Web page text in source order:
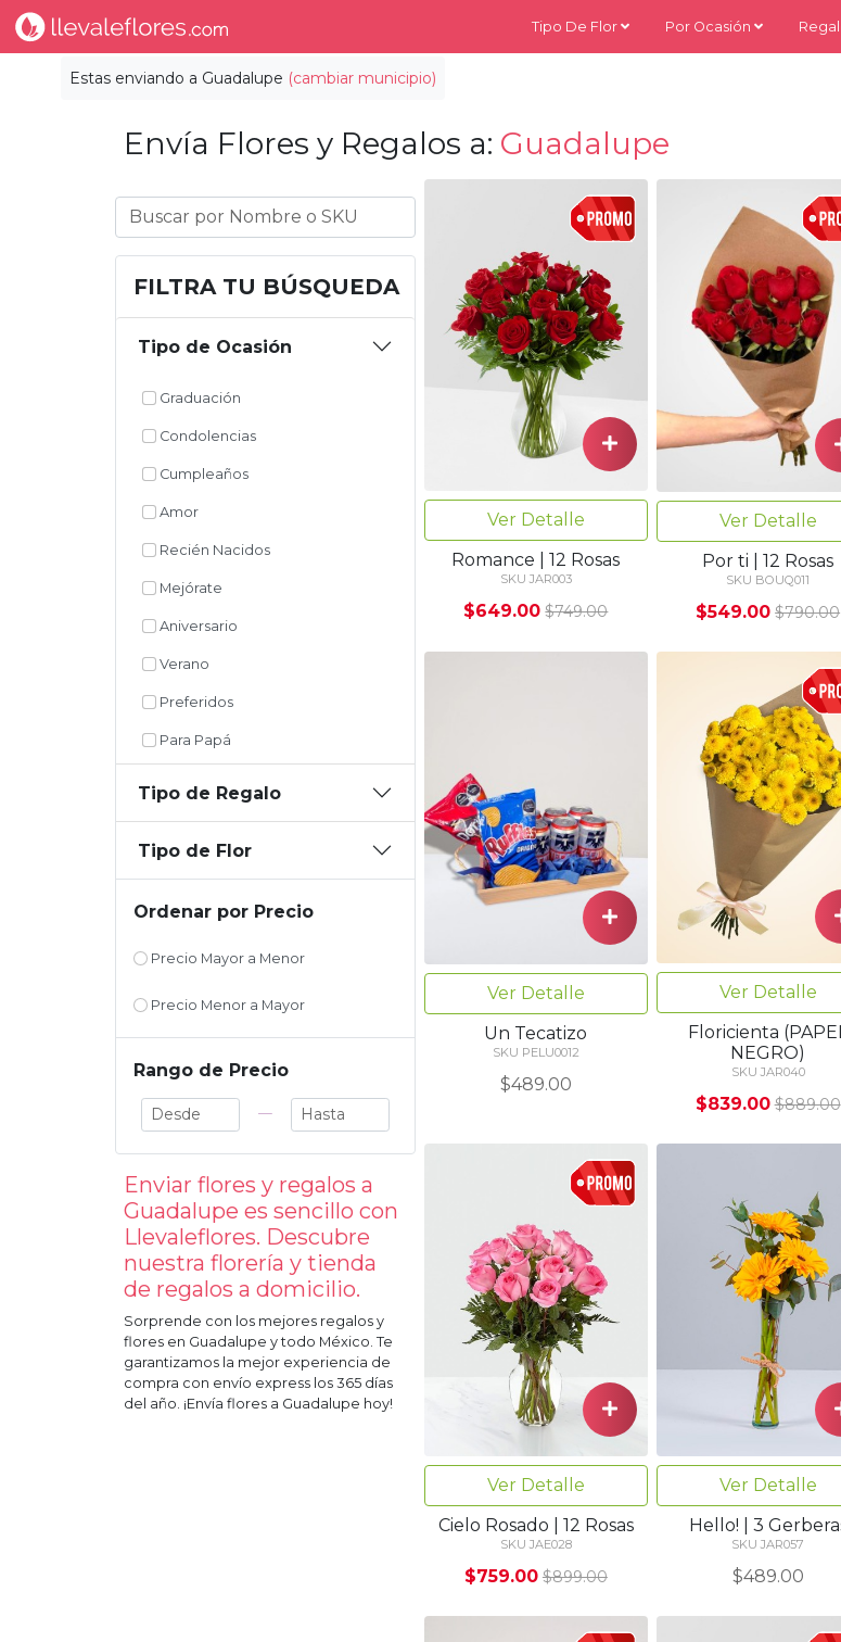
Estas enviando a Guadalupe (cambiar municipio)
Tipo De Flor Por Ocasión
Envía Flores y Regalos a: Guadalupe
FILTRA TU BÚSQUEDA
Tipo de Ocasión
Graduación
Condolencias
Cumpleaños
Amor
Recién Nacidos
Mejórate
Aniversario
Verano
Preferidos
Para Papá
Tipo de Regalo
Tipo de Flor
Ordenar por Precio
Precio Mayor a Menor
Precio Menor a Mayor
Rango de Precio
—
Enviar flores y regalos a
Guadalupe es sencillo con
Llevaleflores. Descubre
nuestra florería y tienda
de regalos a domicilio.
Sorprende con los mejores regalos y
flores en Guadalupe y todo México. Te
garantizamos la mejor experiencia de
compra con envío express los 365 días
del año. ¡Envía flores a Guadalupe hoy!
Ver Detalle
Romance | 12 Rosas
SKU JAR003
$649.00 $749.00
Ver Detalle
Por ti | 12 Rosas
SKU BOUQ011
$549.00 $790.00
Ver Detalle
Un Tecatizo
SKU PELU0012
$489.00
Ver Detalle
Floricienta
NEGRO)
SKU JAR040
$839.00 $889.00
Ver Detalle
Cielo Rosado | 12 Rosas
SKU JAE028
$759.00 $899.00
Ver Detalle
Hello! | 3
SKU JAR057
$489.00